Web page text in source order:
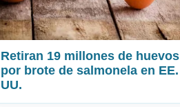
Retiran 19 millones de huevos
por brote de salmonela en EE.
UU.